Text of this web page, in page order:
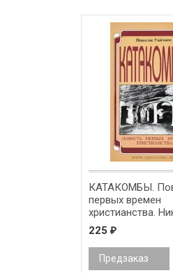
КАТАКОМБЫ.
первых времен
христианства.
Уайзмен
225 ₽
Предзаказ